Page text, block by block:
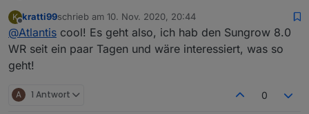
Habe mit viel Try & Error den SUngrow WR Typ
SGH10RT (10Kw Hybrid) mit Modbus eingebunden.
Wenn ich Zeit habe werde ich ein komplettes How To
dazu verfassen, sollte jemand schon vorher Bedarf
Atlantis
K
Offline
kratti99schrieb am 10. Nov. 2020, 20:44
zuletzt editiert von
@Atlantis cool! Es geht also, ich hab den Sungrow 8.0
WR seit ein paar Tagen und wäre interessiert, was so
geht!
A 1 Antwort 0